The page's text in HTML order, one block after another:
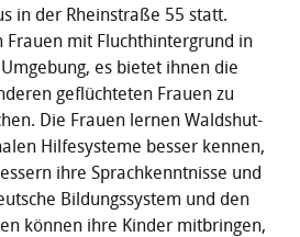
in der Rheinstraße 55 statt.
Frauen mit Fluchthintergrund in
es bietet ihnen die
geflüchteten Frauen zu
Die Frauen lernen Waldshut-
Hilfesysteme besser kennen,
ihre Sprachkenntnisse und
Bildungssystem und den
können ihre Kinder mitbringen,